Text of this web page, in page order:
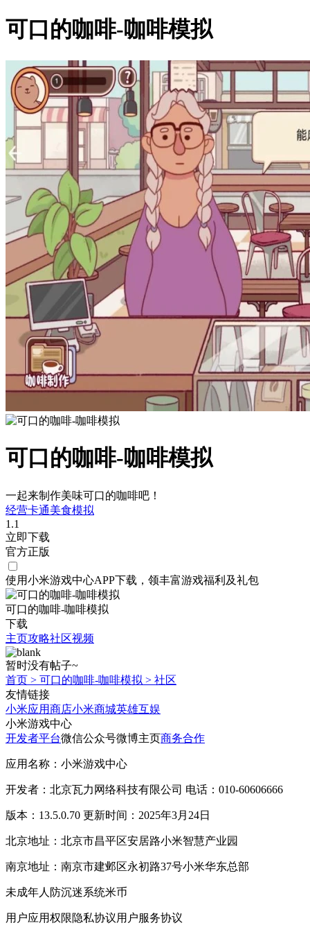
可口的咖啡-咖啡模拟
可口的咖啡-咖啡模拟
一起来制作美味可口的咖啡吧！
经营卡通美食模拟
1.1
立即下载
官方正版
使用小米游戏中心APP下载 ，领丰富游戏福利 及礼包
可口的咖啡-咖啡模拟
下载
主页攻略社区视频
暂时没有帖子~
首页 > 可口的咖啡-咖啡模拟 > 社区
友情链接
小米应用商店小米商城英雄互娱
小米游戏中心
开发者平台微信公众号微博主页商务合作
应用名称：小米游戏中心
开发者：北京瓦力网络科技有限公司 电话：010-60606666
版本：13.5.0.70 更新时间：2025年3月24日
北京地址：北京市昌平区安居路小米智慧产业园
南京地址：南京市建邺区永初路37号小米华东总部
未成年人防沉迷系统米币
用户应用权限隐私协议用户服务协议